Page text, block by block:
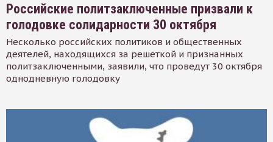
Российские политзаключенные призвали к
голодовке солидарности 30 октября
Несколько российских политиков и общественных
деятелей, находящихся за решеткой и признанных
политзаключенными, заявили, что проведут 30 октября
однодневную голодовку